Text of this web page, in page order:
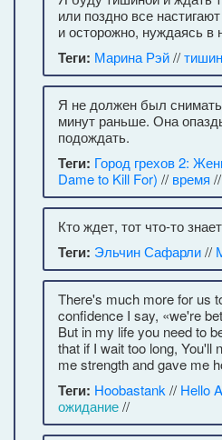
или поздно все
и осторожно, нуждаясь
Теги: Марина Рэй//
Я не должен был
минут раньше. Она
подождать.
Теги: Город грехов 2:
Dame to Kill For) // время //
Кто ждет, тот что-то
Теги: Эльчин Сафарли//
There's much more for us
confidence I say, «we're
But in my life you need to
that if I wait too long, You'll
me strength and gave me
Теги: Hoobastank // Hello
ожидание//